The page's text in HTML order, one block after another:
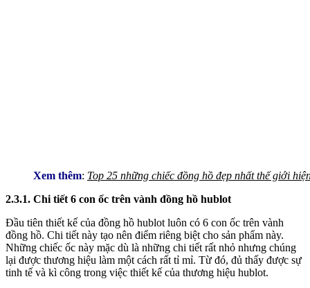
Xem thêm: Top 25 những chiếc đồng hồ đẹp nhất thế giới
2.3.1. Chi tiết 6 con ốc trên vành đồng hồ hublot
Đầu tiên thiết kế của đồng hồ hublot luôn có 6 con ốc trên vành
đồng hồ. Chi tiết này tạo nên điểm riêng biệt cho sản phẩm này.
Những chiếc ốc này mặc dù là những chi tiết rất nhỏ nhưng chúng
lại được thương hiệu làm một cách rất tỉ mỉ. Từ đó, đủ thấy được sự
tinh tế và kì công trong việc thiết kế của thương hiệu hublot.